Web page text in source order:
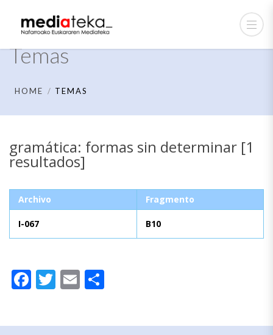
Temas
HOME TEMAS
gramática: formas sin determinar [1
resultados]
Archivo Fragmento
I-067 B10
Facebook
Twitter
Email